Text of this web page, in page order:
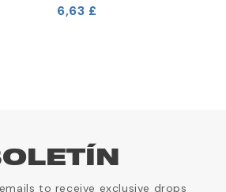
6,63 £
to receive exclusive drops